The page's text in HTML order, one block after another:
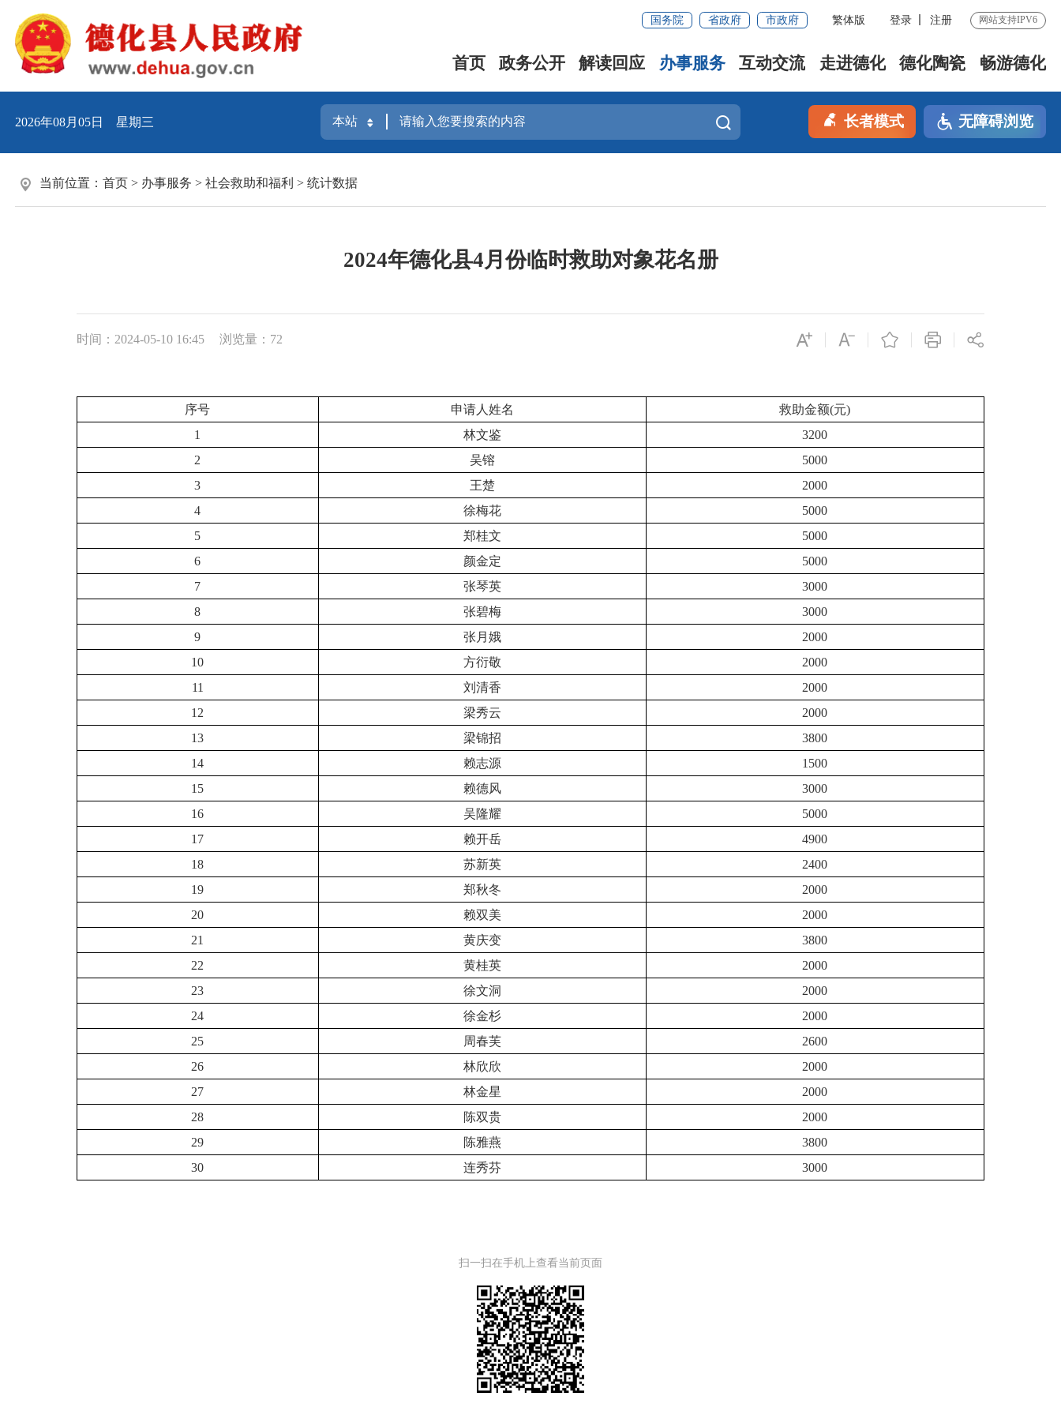
国务院 省政府 市政府 繁体版 登录 注册 网站支持IPV6
首页 政务公开 解读回应 办事服务 互动交流 走进德化 德化陶瓷 畅游德化
2026年08月05日 星期三 长者模式 无障碍浏览
当前位置： 首页 > 办事服务 > 社会救助和福利 > 统计数据
2024年德化县4月份临时救助对象花名册
时间：2024-05-10 16:45 浏览量： 72
序号 申请人姓名
救助金额(元)
1
林文鉴
3200
2
吴镕
5000
3
王楚
2000
4
徐梅花
5000
5
郑桂文
5000
6
颜金定
5000
7
张琴英
3000
8
张碧梅
3000
9
张月娥
2000
10
方衍敬
2000
11
刘清香
2000
12
梁秀云
2000
13
梁锦招
3800
14
赖志源
1500
15
赖德风
3000
16
吴隆耀
5000
17
赖开岳
4900
18
苏新英
2400
19
郑秋冬
2000
20
赖双美
2000
21
黄庆变
3800
22
黄桂英
2000
23
徐文洞
2000
24
徐金杉
2000
25
周春芙
2600
26
林欣欣
2000
27
林金星
2000
28
陈双贵
2000
29
陈雅燕
3800
30
连秀芬 3000
扫一扫在手机上查看当前页面